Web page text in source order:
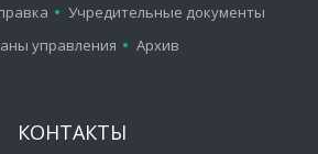
Учредительные документы
управления
Архив
КОНТАКТЫ